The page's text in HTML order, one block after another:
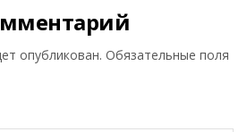
опубликован. Обязательные поля